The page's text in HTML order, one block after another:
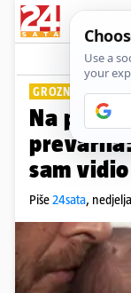
GROZNO
Na
sam
Piše24sata,